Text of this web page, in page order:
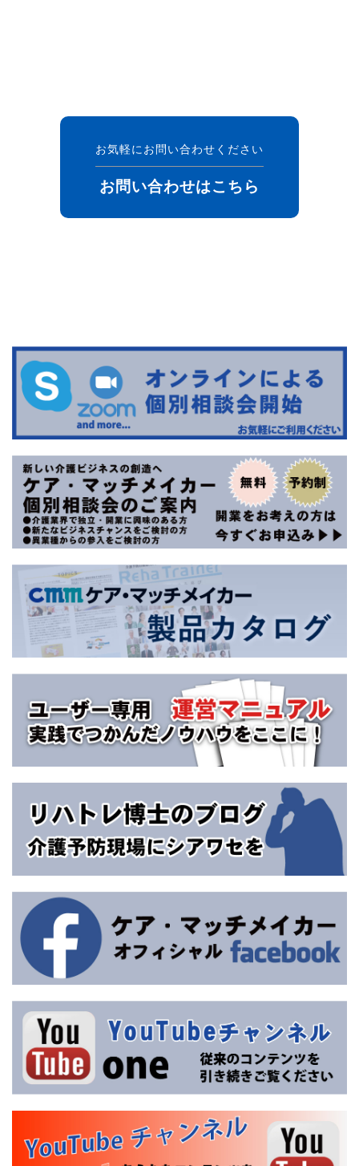
お気軽にお問い合わせください
お問い合わせはこちら